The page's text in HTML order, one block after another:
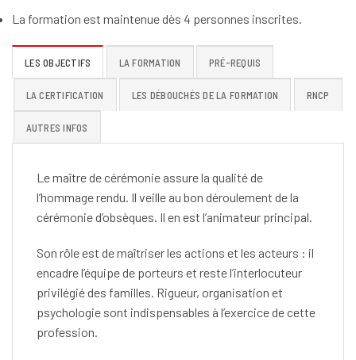
La formation est maintenue dès 4 personnes inscrites.
LES OBJECTIFS LA FORMATION PRÉ-REQUIS
LA CERTIFICATION LES DÉBOUCHÉS DE LA FORMATION RNCP
AUTRES INFOS
Le maître de cérémonie assure la qualité de
l’hommage rendu. Il veille au bon déroulement de la
cérémonie d’obsèques. Il en est l’animateur principal.
Son rôle est de maîtriser les actions et les acteurs : il
encadre l’équipe de porteurs et reste l’interlocuteur
privilégié des familles. Rigueur, organisation et
psychologie sont indispensables à l’exercice de cette
profession.